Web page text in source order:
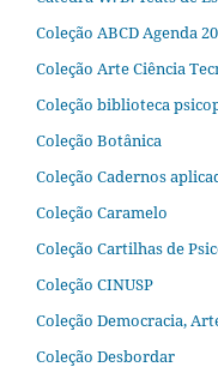
Coleção ABCD Agenda
Coleção Arte Ciência
Coleção biblioteca
Coleção Botânica
Coleção Cadernos
Coleção Caramelo
Coleção Cartilhas de
Coleção CINUSP
Coleção Democracia,
Coleção Desbordar